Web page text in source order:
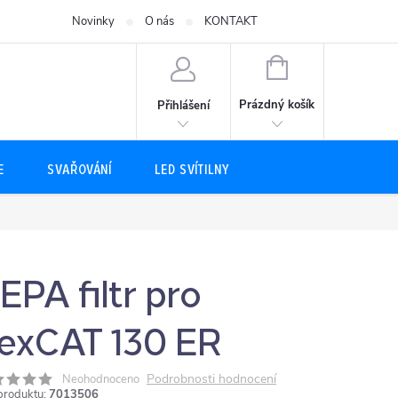
Novinky O nás KONTAKT
Přihlášení
NÁKUPNÍ
Prázdný košík
SVAŘOVÁNÍ LED SVÍTILNY
filtr pro
130 ER
Neohodnoceno Podrobnosti hodnocení
7013506